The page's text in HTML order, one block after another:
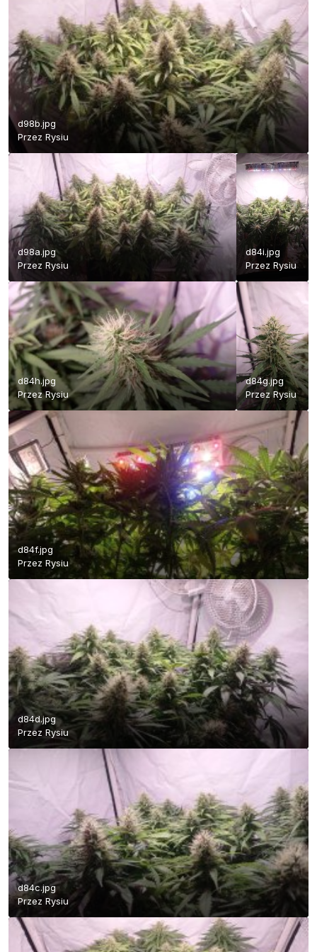
d98b.jpg
Przez Rysiu
d98a.jpg
Przez Rysiu
d84i.jpg
PrzezRysiu
d84h.jpg
PrzezRysiu
d84g.jpg
PrzezRysiu
d84f.jpg
Przez Rysiu
d84d.jpg
Przez Rysiu
d84c.jpg
Przez Rysiu